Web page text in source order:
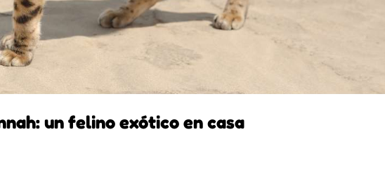
un felino exótico en casa